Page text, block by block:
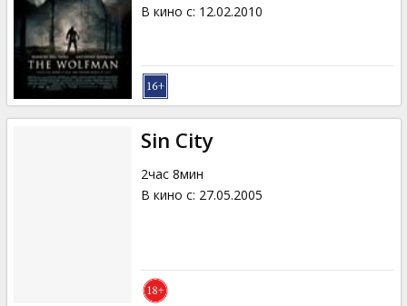
В кино с: 12.02.2010
Sin City
2час 8мин
В кино с: 27.05.2005